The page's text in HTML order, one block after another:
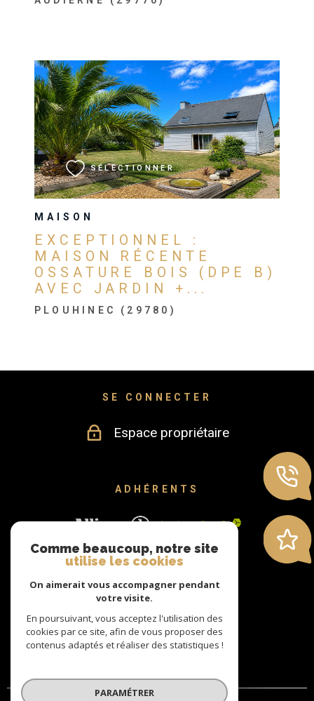
MAISON
EXCEPTIONNEL :
MAISON RÉCENTE
OSSATURE BOIS (DPE B)
AVEC JARDIN +...
PLOUHINEC (29780)
SÉLECTIONNER
VOIR LE BIEN
SE CONNECTER
Espace propriétaire
ADHÉRENTS
Comme beaucoup, notre site
utilise les cookies
On aimerait vous accompagner pendant
votre visite.
En poursuivant, vous acceptez l'utilisation des
cookies par ce site, afin de vous proposer des
contenus adaptés et réaliser des statistiques !
PARAMÉTRER